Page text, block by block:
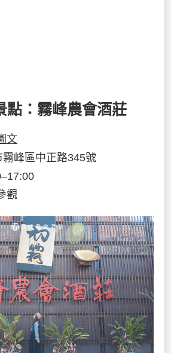
點：霧峰農會酒莊
文
峰區中正路345號
觀